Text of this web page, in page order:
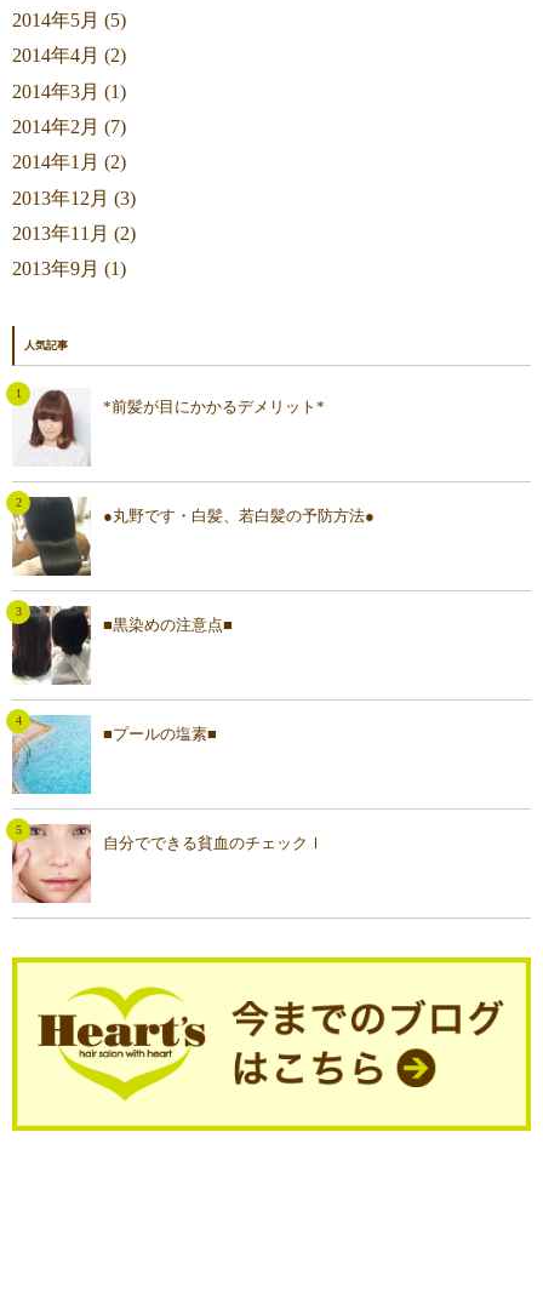
2014年5月 (5)
2014年4月 (2)
2014年3月 (1)
2014年2月 (7)
2014年1月 (2)
2013年12月 (3)
2013年11月 (2)
2013年9月 (1)
人気記事
*前髪が目にかかるデメリット*
●丸野です・白髪、若白髪の予防方法●
■黒染めの注意点■
■プールの塩素■
自分でできる貧血のチェックⅠ